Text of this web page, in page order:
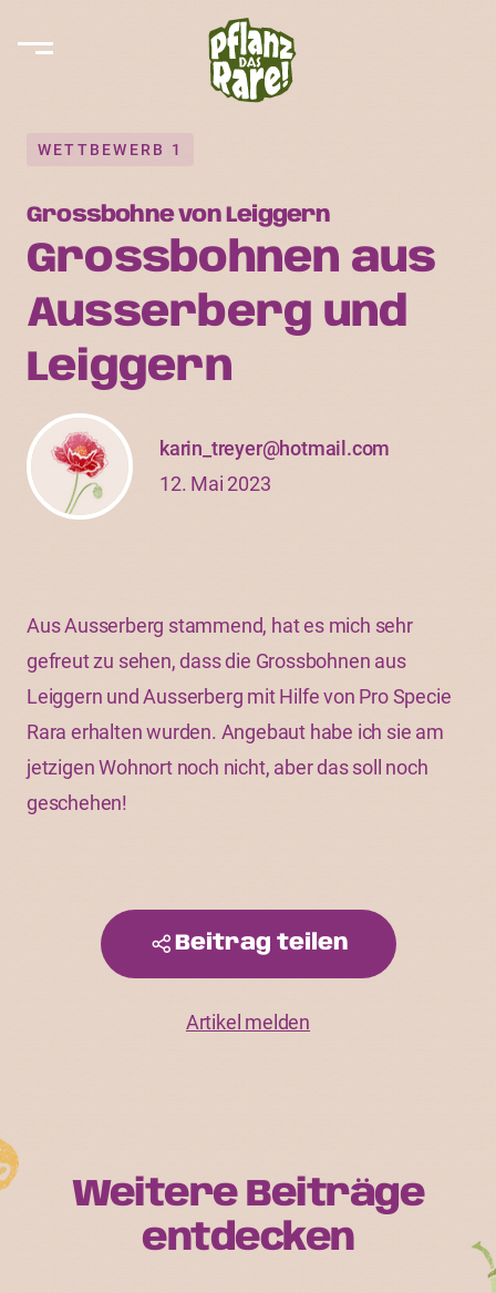
WETTBEWERB 1
Grossbohne von Leiggern
Grossbohnen aus
Ausserberg und
Leiggern
karin_treyer@hotmail.com
12. Mai 2023
Aus Ausserberg stammend, hat es mich sehr
gefreut zu sehen, dass die Grossbohnen aus
Leiggern und Ausserberg mit Hilfe von Pro Specie
Rara erhalten wurden. Angebaut habe ich sie am
jetzigen Wohnort noch nicht, aber das soll noch
geschehen!
Beitrag teilen
Artikel melden
Weitere Beiträge
entdecken